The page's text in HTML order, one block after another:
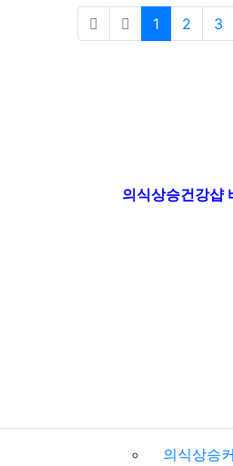
1 (current)
2 3
의식상승건강샵
의식상승